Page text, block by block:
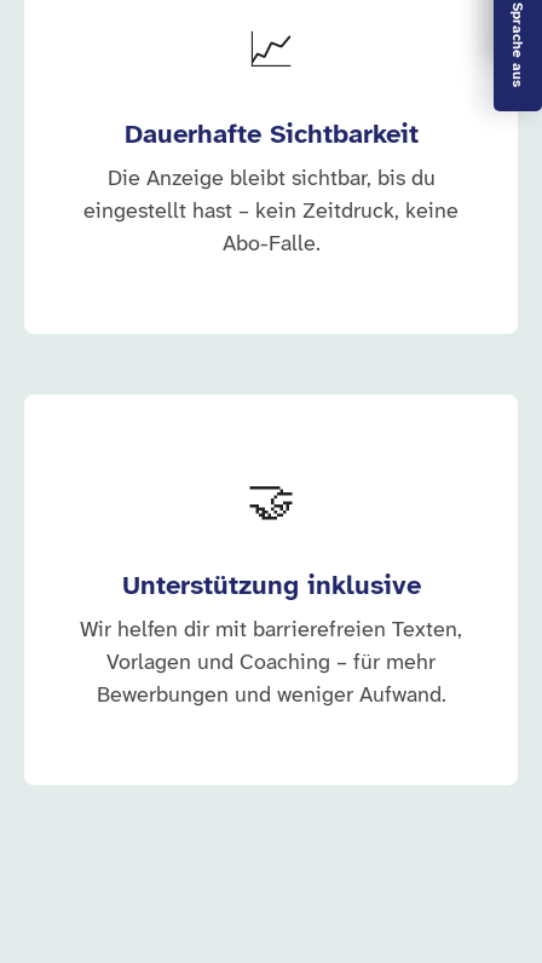
📈
Dauerhafte Sichtbarkeit
Die Anzeige bleibt sichtbar, bis du
eingestellt hast – kein Zeitdruck, keine
Abo-Falle.
🤝
Unterstützung inklusive
Wir helfen dir mit barrierefreien Texten,
Vorlagen und Coaching – für mehr
Bewerbungen und weniger Aufwand.